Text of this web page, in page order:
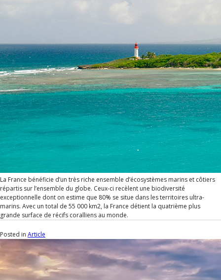
La France bénéficie d’un très riche ensemble d’écosystèmes marins et côtiers
répartis sur l’ensemble du globe. Ceux-ci recèlent une biodiversité
exceptionnelle dont on estime que 80% se situe dans les territoires ultra-
marins. Avec un total de 55 000 km2, la France détient la quatrième plus
grande surface de récifs coralliens au monde.
Posted in Article